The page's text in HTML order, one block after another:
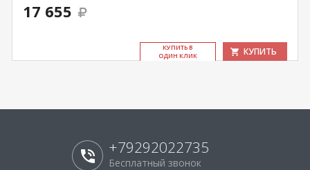
17 655
КУ­ПИТЬ В
ОДИН КЛИК
КУПИТЬ
+79292022735
Бесплатный звонок